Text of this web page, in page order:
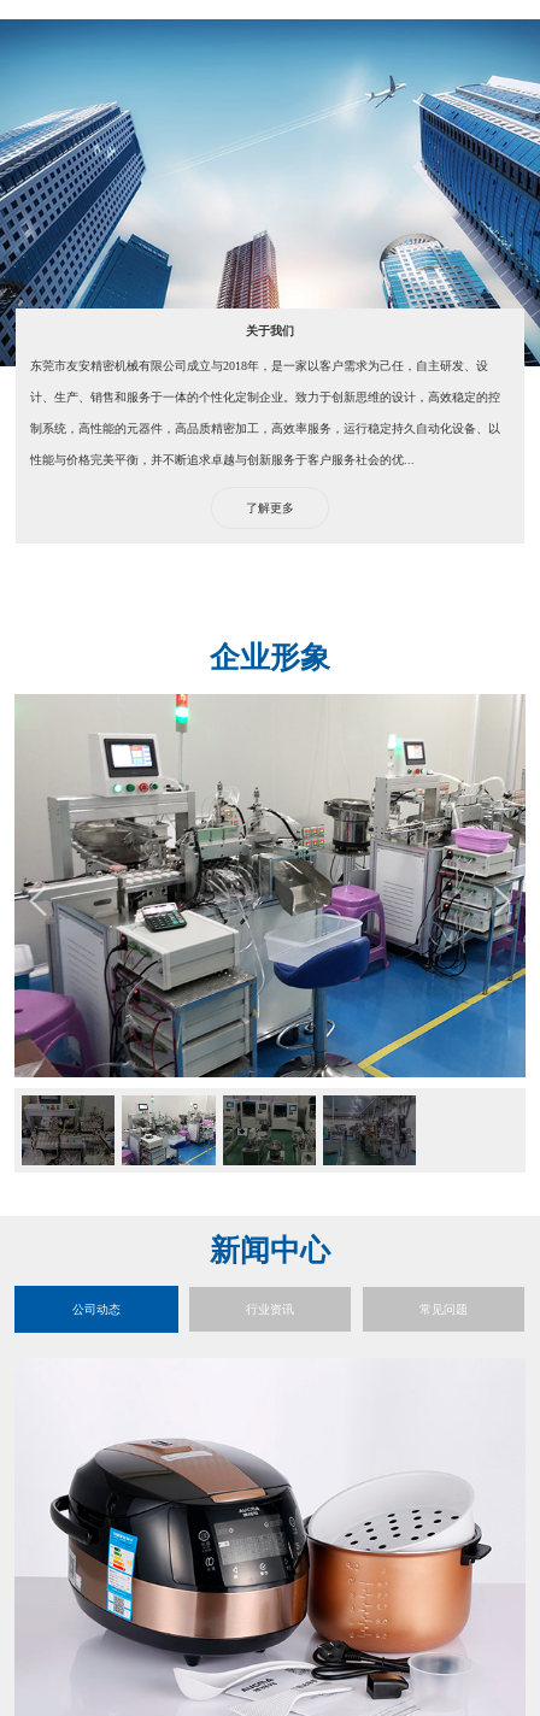
关于我们
东莞市友安精密机械有限公司成立与2018年，是一家以客户需求为己任，自主研发、设
计、生产、销售和服务于一体的个性化定制企业。致力于创新思维的设计，高效稳定的控
制系统，高性能的元器件，高品质精密加工，高效率服务，运行稳定持久自动化设备、以
性能与价格完美平衡，并不断追求卓越与创新服务于客户服务社会的优...
了解更多
企业形象
新闻中心
公司动态 行业资讯 常见问题